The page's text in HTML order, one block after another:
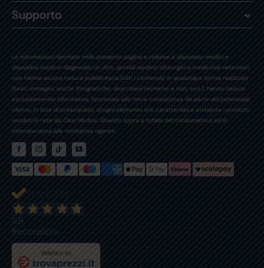
Supporto
Le informazioni riportate nella presente pagina e relative a dispositivi medici e
dispositivi medico-diagnostici in vitro, presidi medico-chirurgici e medicinali veterinari
non hanno alcuna natura pubblicitaria.Tutti i contenuti, in qualunque forma realizzati,
(testi, immagini, anche fotografiche, descrizioni tecniche e non, ecc.), hanno natura
esclusivamente informativa, funzionale alla mera conoscenza da parte del potenziale
cliente, in fase di preacquisto, di ogni elemento e/o caratteristica attinente i prodotti
venduti in rete da Oasi Medica. Quanto sopra a tutela del consumatore ed in
ottemperanza alla normativa vigente.
49
Recensioni